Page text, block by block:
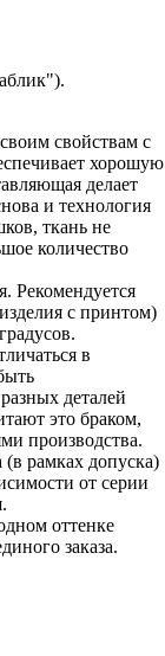
свойствам с
хорошую
делает
и технология
ткань не
количество
Рекомендуется
с принтом)
в
деталей
это браком,
производства.
рамках допуска)
от серии
оттенке
заказа.